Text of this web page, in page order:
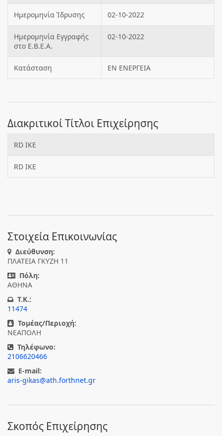
Ημερομηνία Ίδρυσης 02-10-2022
Ημερομηνία Εγγραφής
στο Ε.Β.Ε.Α.
02-10-2022
Κατάσταση ΕΝ ΕΝΕΡΓΕΙΑ
Διακριτικοί Τίτλοι Επιχείρησης
RD ΙΚΕ
RD IKE
Στοιχεία Επικοινωνίας
Διεύθυνση:
ΠΛΑΤΕΙΑ ΓΚΥΖΗ 11
Πόλη:
ΑΘΗΝΑ
T.K.:
11474
Τομέας/Περιοχή:
ΝΕΑΠΟΛΗ
Τηλέφωνο:
2106620466
E-mail:
aris-gikas@ath.forthnet.gr
Σκοπός Επιχείρησης